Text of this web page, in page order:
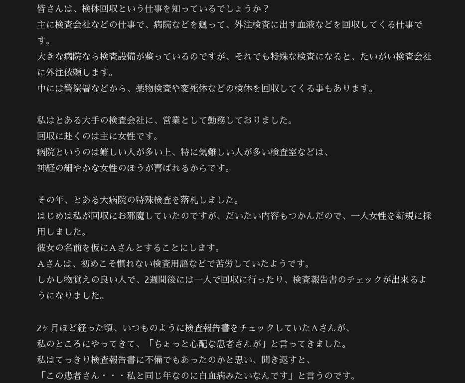
皆さんは、検体回収という仕事を知っているでしょうか？
主に検査会社などの仕事で、病院などを廻って、外注検査に出す血液などを回収してくる仕事で
す。
大きな病院なら検査設備が整っているのですが、それでも特殊な検査になると、たいがい検査会社
に外注依頼します。
中には警察署などから、薬物検査や変死体などの検体を回収してくる事もあります。
私はとある大手の検査会社に、営業として勤務しておりました。
回収に赴くのは主に女性です。
病院というのは難しい人が多い上、特に気難しい人が多い検査室などは、
神経の細やかな女性のほうが喜ばれるからです。
その年、とある大病院の特殊検査を落札しました。
はじめは私が回収にお邪魔していたのですが、だいたい内容もつかんだので、一人女性を新規に採
用しました。
彼女の名前を仮にAさんとすることにします。
Aさんは、初めこそ慣れない検査用語などで苦労していたようです。
しかし物覚えの良い人で、2週間後には一人で回収に行ったり、検査報告書のチェックが出来るよ
うになりました。
2ヶ月ほど経った頃、いつものように検査報告書をチェックしていたAさんが、
私のところにやってきて、「ちょっと心配な患者さんが」と言ってきました。
私はてっきり検査報告書に不備でもあったのかと思い、聞き返すと、
「この患者さん・・・私と同じ年なのに白血病みたいなんです」と言うのです。